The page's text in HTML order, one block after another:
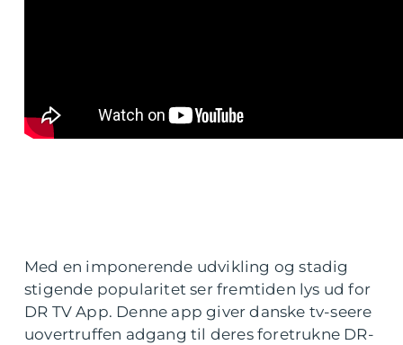
Med en imponerende udvikling og stadig
stigende popularitet ser fremtiden lys ud for
DR TV App. Denne app giver danske tv-seere
uovertruffen adgang til deres foretrukne DR-